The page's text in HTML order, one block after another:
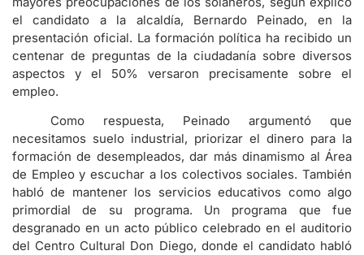
el candidato a la alcaldía, Bernardo Peinado, en la
presentación oficial. La formación política ha recibido un
centenar de preguntas de la ciudadanía sobre diversos
aspectos y el 50% versaron precisamente sobre el
empleo.
Como respuesta, Peinado argumentó que
necesitamos suelo industrial, priorizar el dinero para la
formación de desempleados, dar más dinamismo al Área
de Empleo y escuchar a los colectivos sociales. También
habló de mantener los servicios educativos como algo
primordial de su programa. Un programa que fue
desgranado en un acto público celebrado en el auditorio
del Centro Cultural Don Diego, donde el candidato habló